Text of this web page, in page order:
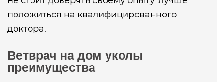
положиться на квалифицированного
доктора.
Ветврач на дом уколы
преимущества